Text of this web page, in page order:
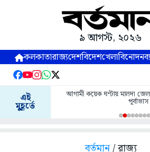
৯ আগস্ট, ২০২৬
কলকাতারাজ্যদেশবিদেশখেলাবিনোদন
এই
মুহূর্তে
আগামী কয়েক ঘণ্টায় মালদা
পূর্বাভাস
বর্তমান/ রাজ্য